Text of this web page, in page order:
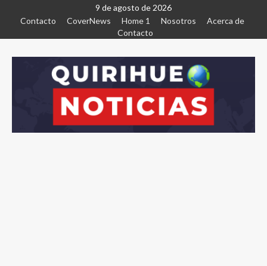
9 de agosto de 2026
Contacto
CoverNews Home 1 Nosotros
Acerca de
Contacto